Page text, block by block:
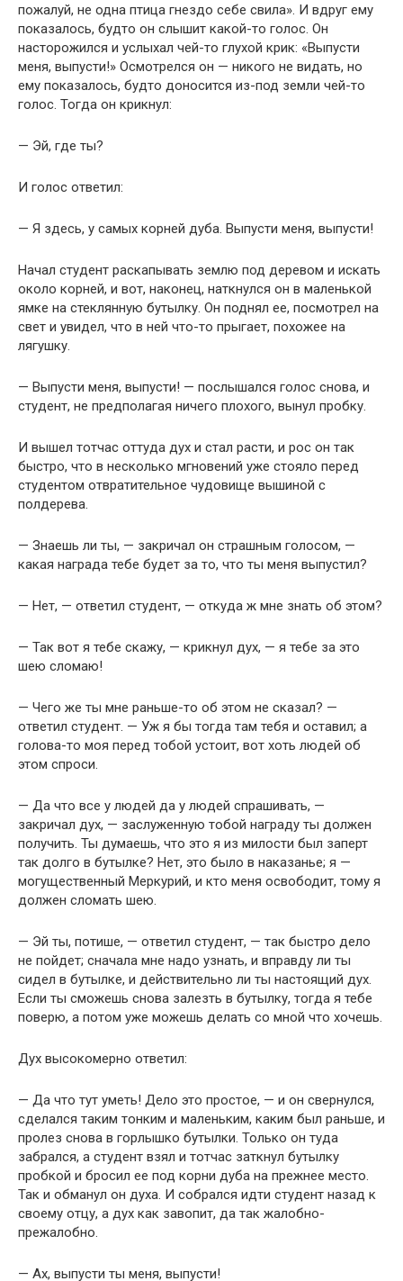
пожалуй, не одна птица гнездо себе свила». И вдруг ему
показалось, будто он слышит какой-то голос. Он
насторожился и услыхал чей-то глухой крик: «Выпусти
меня, выпусти!» Осмотрелся он — никого не видать, но
ему показалось, будто доносится из-под земли чей-то
голос. Тогда он крикнул:
— Эй, где ты?
И голос ответил:
— Я здесь, у самых корней дуба. Выпусти меня, выпусти!
Начал студент раскапывать землю под деревом и искать
около корней, и вот, наконец, наткнулся он в маленькой
ямке на стеклянную бутылку. Он поднял ее, посмотрел на
свет и увидел, что в ней что-то прыгает, похожее на
лягушку.
— Выпусти меня, выпусти! — послышался голос снова, и
студент, не предполагая ничего плохого, вынул пробку.
И вышел тотчас оттуда дух и стал расти, и рос он так
быстро, что в несколько мгновений уже стояло перед
студентом отвратительное чудовище вышиной с
полдерева.
— Знаешь ли ты, — закричал он страшным голосом, —
какая награда тебе будет за то, что ты меня выпустил?
— Нет, — ответил студент, — откуда ж мне знать об этом?
— Так вот я тебе скажу, — крикнул дух, — я тебе за это
шею сломаю!
— Чего же ты мне раньше-то об этом не сказал? —
ответил студент. — Уж я бы тогда там тебя и оставил; а
голова-то моя перед тобой устоит, вот хоть людей об
этом спроси.
— Да что все у людей да у людей спрашивать, —
закричал дух, — заслуженную тобой награду ты должен
получить. Ты думаешь, что это я из милости был заперт
так долго в бутылке? Нет, это было в наказанье; я —
могущественный Меркурий, и кто меня освободит, тому я
должен сломать шею.
— Эй ты, потише, — ответил студент, — так быстро дело
не пойдет; сначала мне надо узнать, и вправду ли ты
сидел в бутылке, и действительно ли ты настоящий дух.
Если ты сможешь снова залезть в бутылку, тогда я тебе
поверю, а потом уже можешь делать со мной что хочешь.
Дух высокомерно ответил:
— Да что тут уметь! Дело это простое, — и он свернулся,
сделался таким тонким и маленьким, каким был раньше, и
пролез снова в горлышко бутылки. Только он туда
забрался, а студент взял и тотчас заткнул бутылку
пробкой и бросил ее под корни дуба на прежнее место.
Так и обманул он духа. И собрался идти студент назад к
своему отцу, а дух как завопит, да так жалобно-
прежалобно.
— Ах, выпусти ты меня, выпусти!